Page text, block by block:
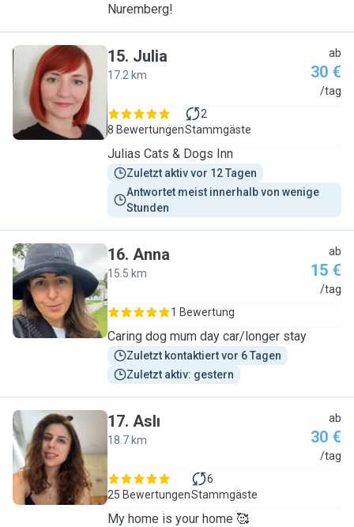
Nuremberg!
J
15. Julia
17.2 km
ab
30 €
/tag
8 Bewertungen
2
Stammgäste
Julias Cats & Dogs Inn
Zuletzt aktiv vor 12 Tagen
Antwortet meist innerhalb von wenige
Stunden
A
16. Anna
15.5 km
ab
15 €
/tag
1 Bewertung
Caring dog mum day car/longer stay
Zuletzt kontaktiert vor 6 Tagen
Zuletzt aktiv: gestern
A
17. Aslı
18.7 km
ab
30 €
/tag
25 Bewertungen
6
Stammgäste
My home is your home 🥰